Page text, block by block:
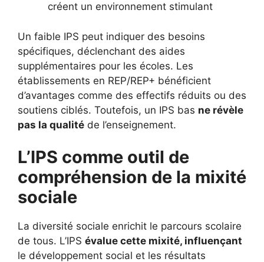
créent un environnement stimulant
Un faible IPS peut indiquer des besoins
spécifiques, déclenchant des aides
supplémentaires pour les écoles. Les
établissements en REP/REP+ bénéficient
d’avantages comme des effectifs réduits ou des
soutiens ciblés. Toutefois, un IPS bas ne révèle
pas la qualité de l’enseignement.
L’IPS comme outil de
compréhension de la mixité
sociale
La diversité sociale enrichit le parcours scolaire
de tous. L’IPS évalue cette mixité, influençant
le développement social et les résultats